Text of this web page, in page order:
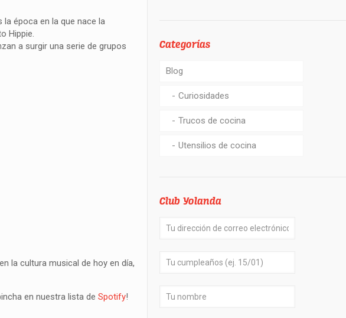
la época en la que nace la
Hippie.
a surgir una serie de grupos
la cultura musical de hoy en día,
en nuestra lista deSpotify!
Categorías
Blog
Curiosidades
Trucos de cocina
Utensilios de cocina
Club Yolanda